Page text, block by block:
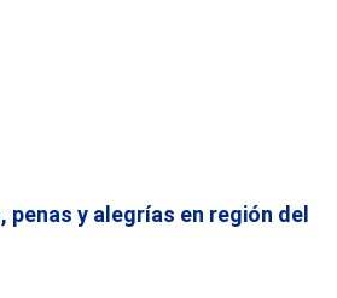
penas y alegrías en región del